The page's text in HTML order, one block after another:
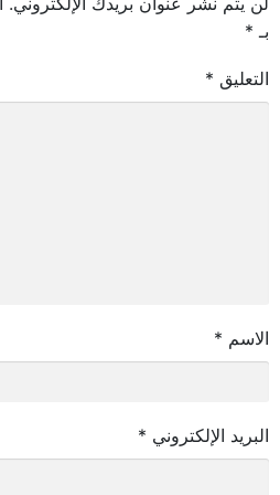
بـ *
التعليق *
الاسم *
البريد الإلكتروني *